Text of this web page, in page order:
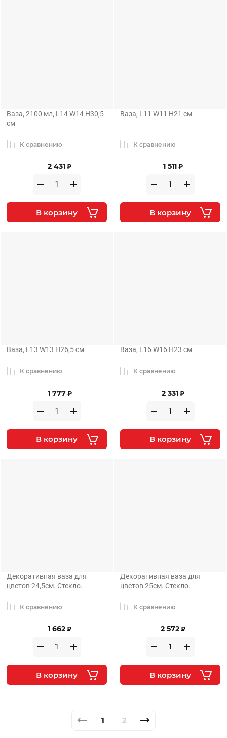
Ваза, 2100 мл, L14 W14 H30,5
см
2 431 ₽
К сравнению
В корзину
Ваза, L11 W11 H21 см
1 511 ₽
К сравнению
В корзину
Ваза, L13 W13 H26,5 см
1 777 ₽
К сравнению
В корзину
Ваза, L16 W16 H23 см
2 331 ₽
К сравнению
В корзину
Декоративная ваза для
цветов 24,5см. Стекло.
1 662 ₽
К сравнению
В корзину
Декоративная ваза для
цветов 25см. Стекло.
2 572 ₽
К сравнению
В корзину
1 2